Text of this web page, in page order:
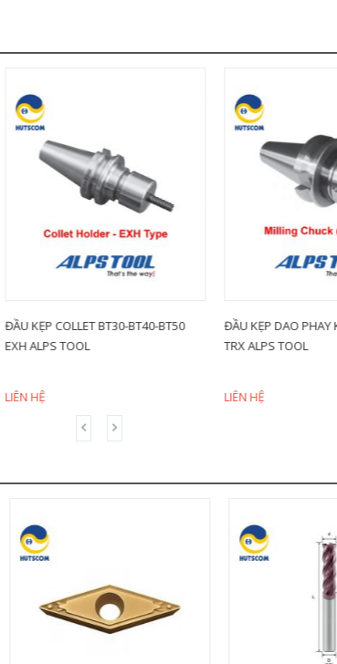
ĐẦU KẸP COLLET BT30-BT40-BT50
EXH ALPS TOOL
LIÊN HỆ
ĐẦU KẸP DAO PHAY
TRX ALPS TOOL
LIÊN HỆ